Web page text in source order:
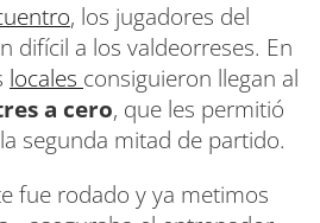
, los jugadores del
difícil a los valdeorreses. En
locales consiguieron llegan al
a cero, que les permitió
segunda mitad de partido.
fue rodado y ya metimos